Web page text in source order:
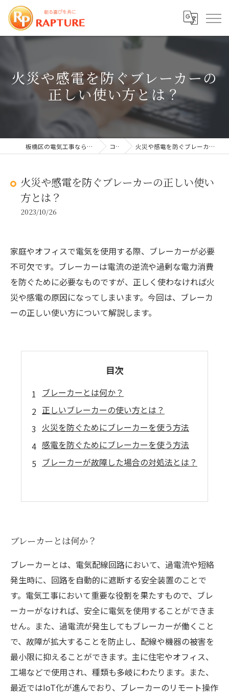
火災や感電を防ぐブレーカーの
正しい使い方とは？
板橋区の電気工事なら株式会社ラプチャー コラム 火災や感電を防ぐブレーカーの正しい使い方とは？
火災や感電を防ぐブレーカーの正しい使い
方とは？
2023/10/26
家庭やオフィスで電気を使用する際、ブレーカーが必要
不可欠です。ブレーカーは電流の逆流や過剰な電力消費
を防ぐために必要なものですが、正しく使わなければ火
災や感電の原因になってしまいます。今回は、ブレーカ
ーの正しい使い方について解説します。
目次
ブレーカーとは何か？
正しいブレーカーの使い方とは？
火災を防ぐためにブレーカーを使う方法
感電を防ぐためにブレーカーを使う方法
ブレーカーが故障した場合の対処法とは？
ブレーカーとは何か？
ブレーカーとは、電気配線回路において、過電流や短絡
発生時に、回路を自動的に遮断する安全装置のことで
す。電気工事において重要な役割を果たすもので、ブレ
ーカーがなければ、安全に電気を使用することができま
せん。また、過電流が発生してもブレーカーが働くこと
で、故障が拡大することを防止し、配線や機器の被害を
最小限に抑えることができます。主に住宅やオフィス、
工場などで使用され、種類も多岐にわたります。また、
最近ではIoT化が進んでおり、ブレーカーのリモート操作